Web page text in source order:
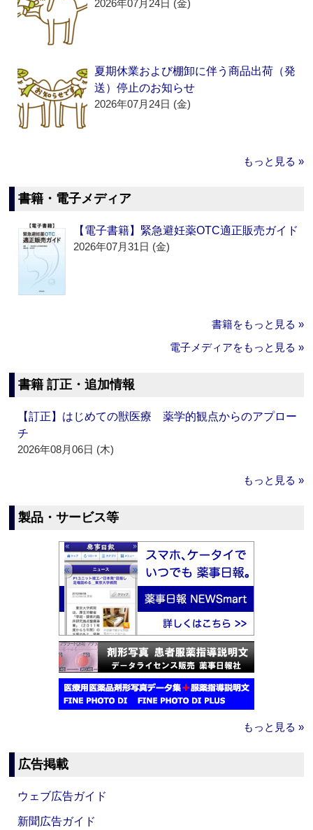
2026年07月24日 (金)
夏期休業および棚卸に伴う商品出荷（発
送）停止のお知らせ
2026年07月24日 (金)
もっと見る »
書籍・電子メディア
【電子書籍】緊急避妊薬OTC適正販売ガイド
2026年07月31日 (金)
書籍をもっと見る »
電子メディアをもっと見る »
書籍 訂正・追加情報
【訂正】はじめての獣医療 薬学的観点からのアプロー
チ
2026年08月06日 (木)
もっと見る »
製品・サービス等
もっと見る »
広告掲載
ウェブ広告ガイド
新聞広告ガイド